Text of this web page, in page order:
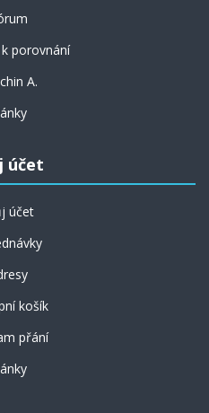
porovnání
A.
účet
účet
košík
přání